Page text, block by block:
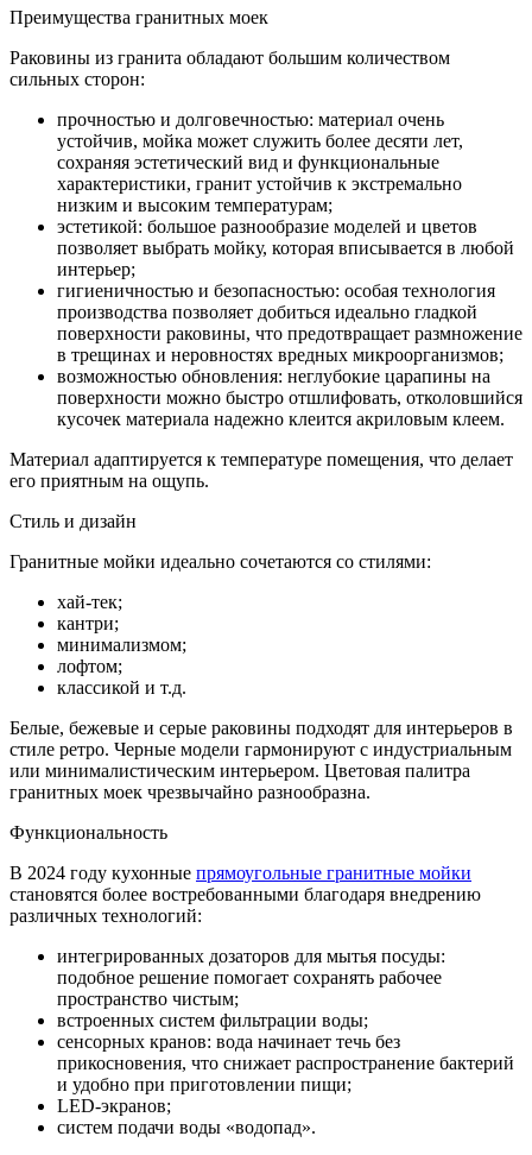
Преимущества гранитных моек
Раковины из гранита обладают большим количеством
сильных сторон:
прочностью и долговечностью: материал очень
устойчив, мойка может служить более десяти лет,
сохраняя эстетический вид и функциональные
характеристики, гранит устойчив к экстремально
низким и высоким температурам;
эстетикой: большое разнообразие моделей и цветов
позволяет выбрать мойку, которая вписывается в любой
интерьер;
гигиеничностью и безопасностью: особая технология
производства позволяет добиться идеально гладкой
поверхности раковины, что предотвращает размножение
в трещинах и неровностях вредных микроорганизмов;
возможностью обновления: неглубокие царапины на
поверхности можно быстро отшлифовать, отколовшийся
кусочек материала надежно клеится акриловым клеем.
Материал адаптируется к температуре помещения, что делает
его приятным на ощупь.
Стиль и дизайн
Гранитные мойки идеально сочетаются со стилями:
хай-тек;
кантри;
минимализмом;
лофтом;
классикой и т.д.
Белые, бежевые и серые раковины подходят для интерьеров в
стиле ретро. Черные модели гармонируют с индустриальным
или минималистическим интерьером. Цветовая палитра
гранитных моек чрезвычайно разнообразна.
Функциональность
В 2024 году кухонные прямоугольные гранитные мойки
становятся более востребованными благодаря внедрению
различных технологий:
интегрированных дозаторов для мытья посуды:
подобное решение помогает сохранять рабочее
пространство чистым;
встроенных систем фильтрации воды;
сенсорных кранов: вода начинает течь без
прикосновения, что снижает распространение бактерий
и удобно при приготовлении пищи;
LED-экранов;
систем подачи воды «водопад».